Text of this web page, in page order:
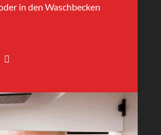
in den Waschbecken